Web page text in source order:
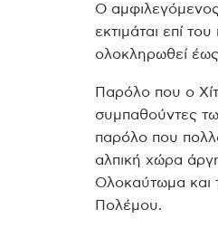
Ο
εκτιμάται επί
ολοκληρωθεί έως
Παρόλο που ο
συμπαθούντες
παρόλο που
αλπική χώρα
Ολοκαύτωμα και
Πολέμου.